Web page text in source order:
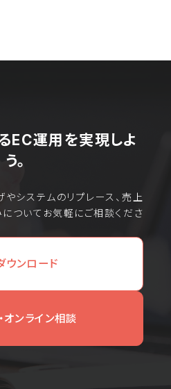
EC運用を実現しよ
う。
システムのリプレース、売上
ついてお気軽にご相談くださ
ウンロード
オンライン相談